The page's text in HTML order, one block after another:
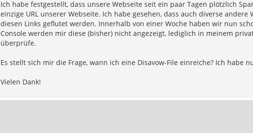
g
Ich habe festgestellt, dass unsere Webseite seit ein paar Tagen plötzlich
einzige URL unserer Webseite. Ich habe gesehen, dass auch diverse
diesen Links geflutet werden. Innerhalb von einer Woche haben wir nun
Console werden mir diese (bisher) nicht angezeigt, lediglich in meinem
überprüfe.
Es stellt sich mir die Frage, wann ich eine Disavow-File einreiche? Ich habe
Vielen Dank!